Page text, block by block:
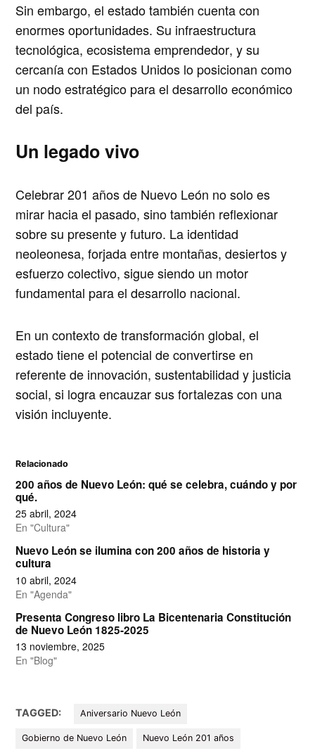
Sin embargo, el estado también cuenta con
enormes oportunidades. Su infraestructura
tecnológica,ecosistema emprendedor, y su
cercanía con Estados Unidos lo posicionan como
un nodo estratégico para el desarrollo económico
del país.
Un legado vivo
Celebrar201 años de Nuevo León no solo es
mirar hacia el pasado, sino también reflexionar
sobre su presente y futuro. La identidad
neoleonesa, forjada entre montañas, desiertos y
esfuerzo colectivo, sigue siendo un motor
fundamental para el desarrollo nacional.
En un contexto de transformación global, el
estado tiene el potencial de convertirse en
referente de innovación, sustentabilidad y justicia
social, si logra encauzar sus fortalezas con una
visión incluyente.
Relacionado
200 años de Nuevo León: qué se celebra, cuándo y por
qué.
25 abril, 2024
En "Cultura"
Nuevo León se ilumina con 200 años de historia y
cultura
10 abril, 2024
En "Agenda"
Presenta Congreso libro La Bicentenaria Constitución
de Nuevo León 1825-2025
13 noviembre, 2025
En "Blog"
TAGGED: Aniversario Nuevo León
Gobierno de Nuevo León Nuevo León 201 años